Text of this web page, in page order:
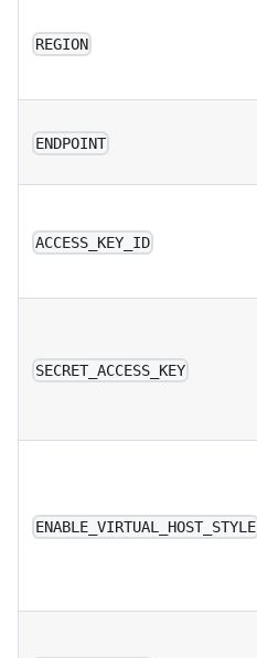
REGION
ENDPOINT
ACCESS_KEY_ID
SECRET_ACCESS_KEY
ENABLE_VIRTUAL_HOST_STYLE